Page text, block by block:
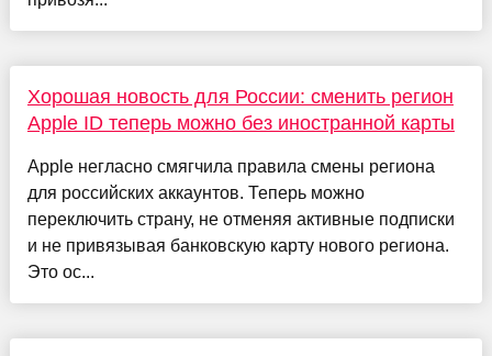
Хорошая новость для России: сменить регион
Apple ID теперь можно без иностранной карты
Apple негласно смягчила правила смены региона
для российских аккаунтов. Теперь можно
переключить страну, не отменяя активные подписки
и не привязывая банковскую карту нового региона.
Это ос...